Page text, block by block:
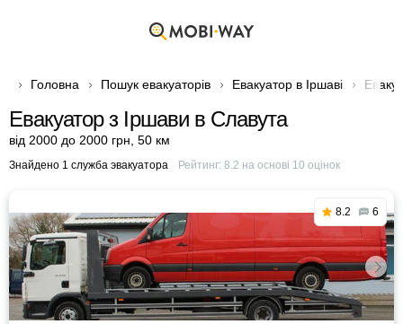
Головна Пошук евакуаторів Евакуатор в Іршаві
Евакуатор з Іршави в Славута
від 2000 до 2000 грн 50 км
Знайдено 1 служба эвакуатора Рейтинг: 8.2 на основі 10 оцінок
8.2 6